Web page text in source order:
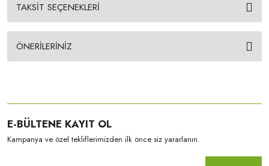
TAKSİT SEÇENEKLERİ
ÖNERİLERİNİZ
E-BÜLTENE KAYIT OL
Kampanya ve özel tekliflerimizden ilk önce siz yararlanın.